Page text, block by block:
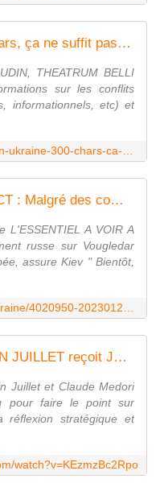
Guerre en Ukraine : " 300 chars, ça ne suffit pas ", selon Peer de Jong - Theatrum Belli
THEATRUM BELLI
sur les conflits
informationnels, etc) et
Guerre en Ukraine EN DIRECT : Malgré des combats " brutaux ", Vougledar n'est pas tombée, assure Kiev...
L'ESSENTIEL A VOIR A
russe sur Vougledar
assure Kiev " Bientôt,
L'UKRAINE , le PIÈGE. ALAIN JUILLET reçoit JEAN DUFOURCQ.
Juillet et Claude Medori
pour faire le point sur
stratégique et
watch?v=KEzmzBc2Rpo